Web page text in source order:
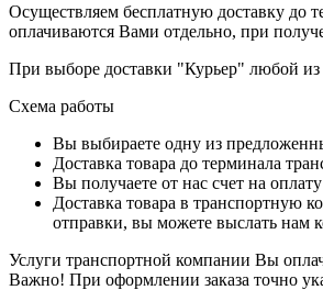
Осуществляем бесплатную доставку
оплачиваются Вами отдельно, при
При выборе доставки "Курьер" любой из
Схема работы
Вы выбираете одну из
Доставка товара до терминала
Вы получаете от нас счет на оплату
Доставка товара в транспортную
отправки, вы можете выслать нам
Услуги транспортной компании Вы
Важно! При оформлении заказа точно